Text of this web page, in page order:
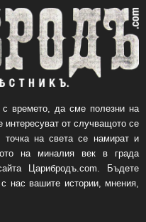
времето, да сме полезни на
интересуват от случващото се
на света се намират и
на миналия век в града
Царибродъ.com. Бъдете
нас вашите истории, мнения,